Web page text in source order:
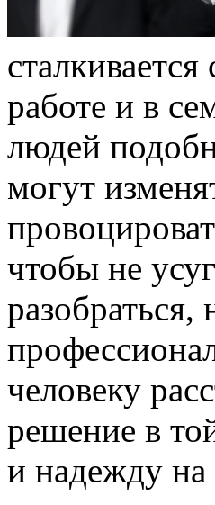
работе и в
людей
могут
чтобы не
человеку
решение в
и надежду